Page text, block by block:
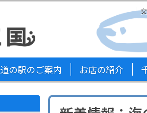
道の駅のご案内 お店の紹介